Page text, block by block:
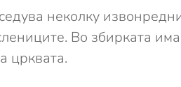
неколку
Во збирката
црквата.